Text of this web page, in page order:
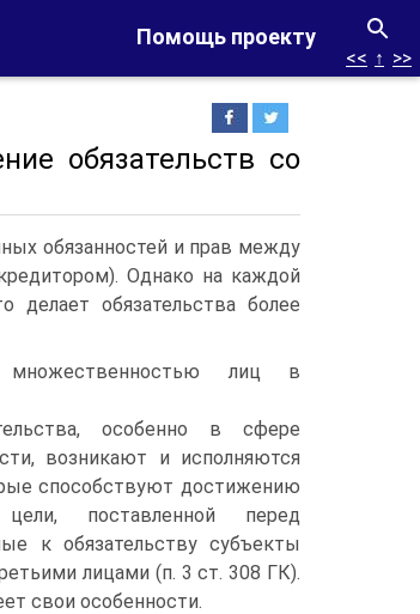
Помощь проекту
<< ↑ >>
обязательств со
обязанностей и прав между
Однако на каждой
делает обязательства более
множественностью лиц в
особенно в сфере
возникают и исполняются
способствуют достижению
поставленной перед
к обязательству субъекты
лицами (п. 3 ст. 308 ГК).
свои особенности.